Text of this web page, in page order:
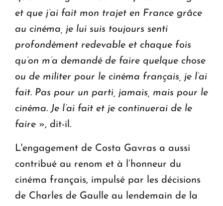
et que j’ai fait mon trajet en France grâce
au cinéma, je lui suis toujours senti
profondément redevable et chaque fois
qu’on m’a demandé de faire quelque chose
ou de militer pour le cinéma français, je l’ai
fait. Pas pour un parti, jamais, mais pour le
cinéma. Je l’ai fait et je continuerai de le
faire », dit-il.
L'engagement de Costa Gavras a aussi
contribué au renom et à l’honneur du
cinéma français, impulsé par les décisions
de Charles de Gaulle au lendemain de la